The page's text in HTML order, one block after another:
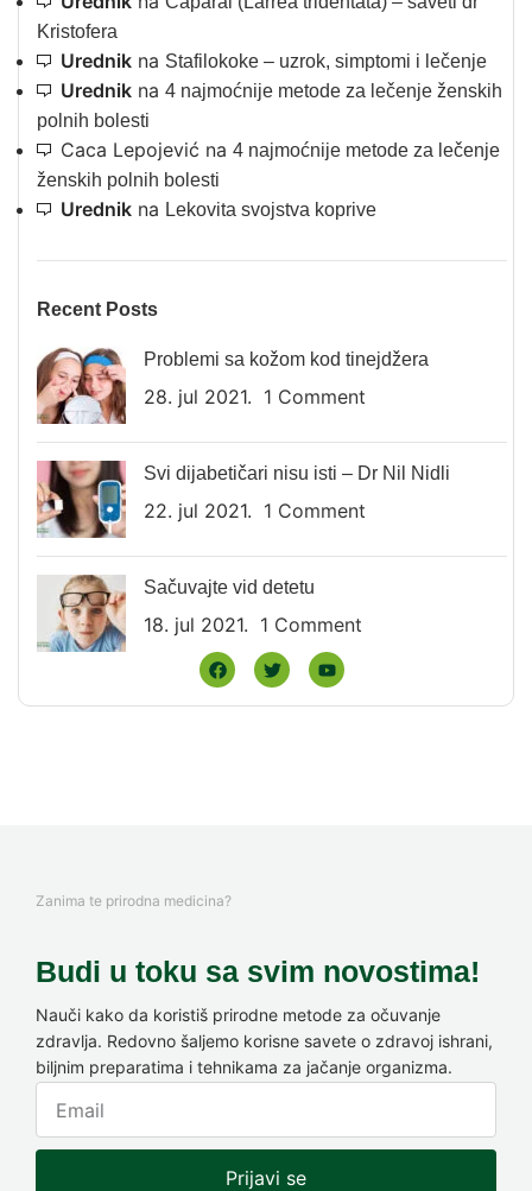
Kristofera
Urednik na Stafilokoke – uzrok, simptomi i lečenje
Urednik na 4 najmoćnije metode za lečenje ženskih
polnih bolesti
Caca Lepojević na 4 najmoćnije metode za lečenje
ženskih polnih bolesti
Urednik na Lekovita svojstva koprive
Recent Posts
Problemi sa kožom kod tinejdžera
28. jul 2021. 1 Comment
Svi dijabetičari nisu isti – Dr Nil Nidli
22. jul 2021. 1 Comment
Sačuvajte vid detetu
18. jul 2021. 1 Comment
Zanima te prirodna medicina?
Budi u toku sa svim novostima!
Nauči kako da koristiš prirodne metode za očuvanje
zdravlja. Redovno šaljemo korisne savete o zdravoj ishrani,
biljnim preparatima i tehnikama za jačanje organizma.
Prijavi se